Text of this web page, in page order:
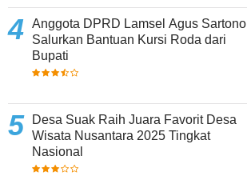
Anggota DPRD Lamsel Agus Sartono
Salurkan Bantuan Kursi Roda dari
Bupati
Desa Suak Raih Juara Favorit Desa
Wisata Nusantara 2025 Tingkat
Nasional